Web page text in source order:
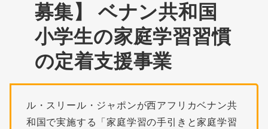
募集】 ベナン共和国
小学生の家庭学習習慣
の定着支援事業
ル・スリール・ジャポンが西アフリカベナン共
和国で実施する「家庭学習の手引きと家庭学習